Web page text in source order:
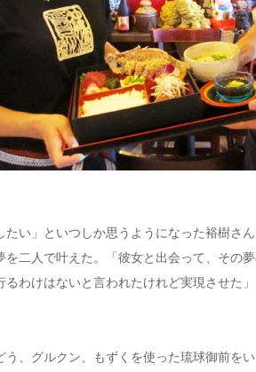
たい」といつしか思うようになった裕樹さ
を二人で叶えた。「彼女と出会って、その
わけはないと言われたけれど実現させた
う、グルクン、もずくを使った琉球御前を